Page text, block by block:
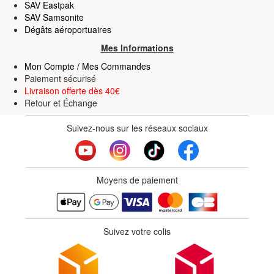
déclaration sur les cookies.
Les cookies nous permettent de personnaliser le contenu
et les annonces, d'offrir des fonctionnalités relatives aux
médias sociaux et d'analyser notre trafic. Nous
partageons également des informations sur l'utilisation de
notre site avec nos partenaires de médias sociaux, de
publicité et d'analyse, qui peuvent combiner celles-ci
SAV Eastpak
SAV Samsonite
Dégâts aéroportuaires
Mes Informations
Mon Compte / Mes Commandes
Paiement sécurisé
Livraison offerte dès 40€
Retour et Échange
Suivez-nous sur les réseaux sociaux
Moyens de paiement
Suivez votre colis